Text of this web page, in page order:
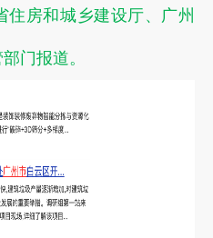
房和城乡建设厅、广州
门报道。